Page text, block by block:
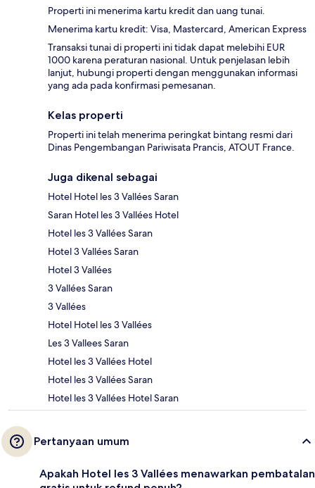
Properti ini menerima kartu kredit dan uang tunai.
Menerima kartu kredit: Visa, Mastercard, American Express
Transaksi tunai di properti ini tidak dapat melebihi EUR
1000 karena peraturan nasional. Untuk penjelasan lebih
lanjut, hubungi properti dengan menggunakan informasi
yang ada pada konfirmasi pemesanan.
Kelas properti
Properti ini telah menerima peringkat bintang resmi dari
Dinas Pengembangan Pariwisata Prancis, ATOUT France.
Juga dikenal sebagai
Hotel Hotel les 3 Vallées Saran
Saran Hotel les 3 Vallées Hotel
Hotel les 3 Vallées Saran
Hotel 3 Vallées Saran
Hotel 3 Vallées
3 Vallées Saran
3 Vallées
Hotel Hotel les 3 Vallées
Les 3 Vallees Saran
Hotel les 3 Vallées Hotel
Hotel les 3 Vallées Saran
Hotel les 3 Vallées Hotel Saran
Pertanyaan umum
Apakah Hotel les 3 Vallées menawarkan pembatalan